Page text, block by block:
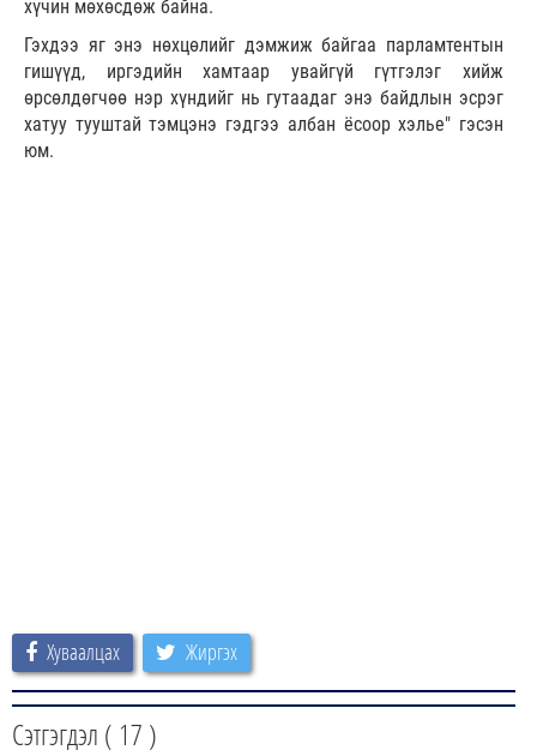
хүчин мөхөсдөж байна.
Гэхдээ яг энэ нөхцөлийг дэмжиж байгаа парламтентын
гишүүд, иргэдийн хамтаар увайгүй гүтгэлэг хийж
өрсөлдөгчөө нэр хүндийг нь гутаадаг энэ байдлын эсрэг
хатуу тууштай тэмцэнэ гэдгээ албан ёсоор хэлье" гэсэн
юм.
Хуваалцах Жиргэх
Сэтгэгдэл ( 17 )